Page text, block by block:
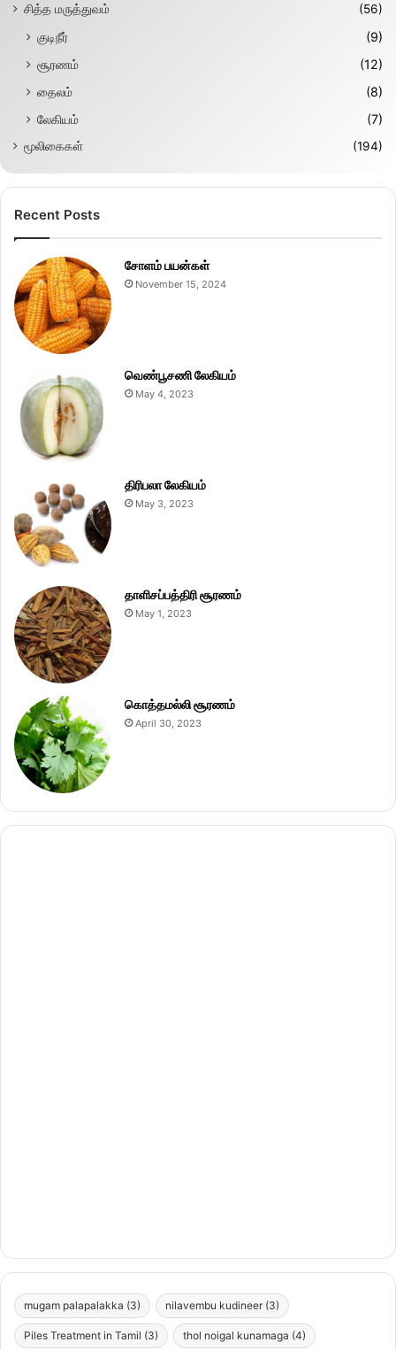
சித்த மருத்துவம்
(56)
குடிநீர்
(9)
சூரணம்
(12)
தைலம்
(8)
லேகியம்
(7)
மூலிகைகள் (194)
Recent Posts
சோளம் பயன்கள்
November 15, 2024
வெண்பூசணி லேகியம்
May 4, 2023
திரிபலா லேகியம்
May 3, 2023
தாளிசப்பத்திரி சூரணம்
May 1, 2023
கொத்தமல்லி சூரணம்
April 30, 2023
mugam palapalakka (3) nilavembu kudineer (3)
Piles Treatment in Tamil (3) thol noigal kunamaga (4)